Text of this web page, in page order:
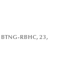
BTNG-RBHC, 23,